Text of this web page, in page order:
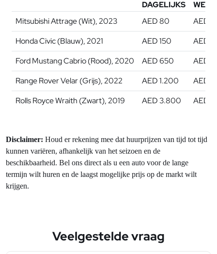
DAGELIJKS
Mitsubishi Attrage (Wit), 2023
AED 80
AED
Honda Civic (Blauw), 2021
AED 150
AED
Ford Mustang Cabrio (Rood), 2020
AED 650
AED
Range Rover Velar (Grijs), 2022
AED 1.200
AED
Rolls Royce Wraith (Zwart), 2019
AED 3.800 AED
Disclaimer: Houd er rekening mee dat huurprijzen van tijd tot tijd
kunnen variëren, afhankelijk van het seizoen en de
beschikbaarheid. Bel ons direct als u een auto voor de lange
termijn wilt huren en de laagst mogelijke prijs op de markt wilt
krijgen.
Veelgestelde vraag